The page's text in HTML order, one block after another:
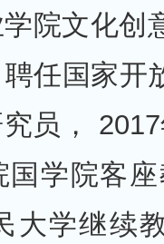
院文化创
任国家开
员，
国学院客
大学继续